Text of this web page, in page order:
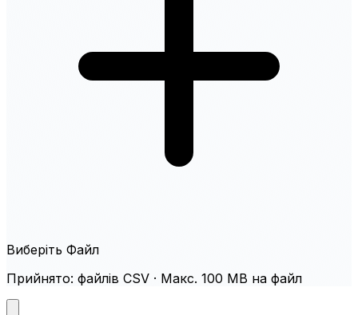
Виберіть Файл
Прийнято: файлів CSV · Макс. 100 MB на файл